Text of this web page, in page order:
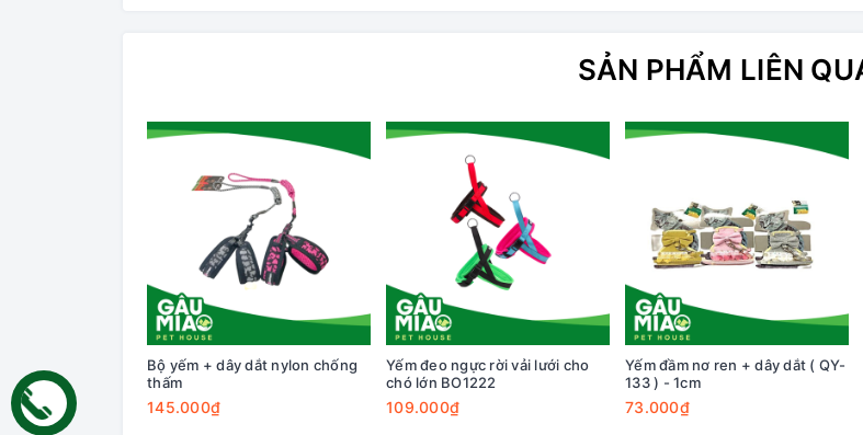
SẢN PHẨM LIÊN
Bộ yếm + dây dắt nylon chống
thấm
145.000₫
Yếm đeo ngực rời vải lưới cho
chó lớn BO1222
109.000₫
Yếm đầm nơ ren + dây dắt ( QY-
133 ) - 1cm
73.000₫